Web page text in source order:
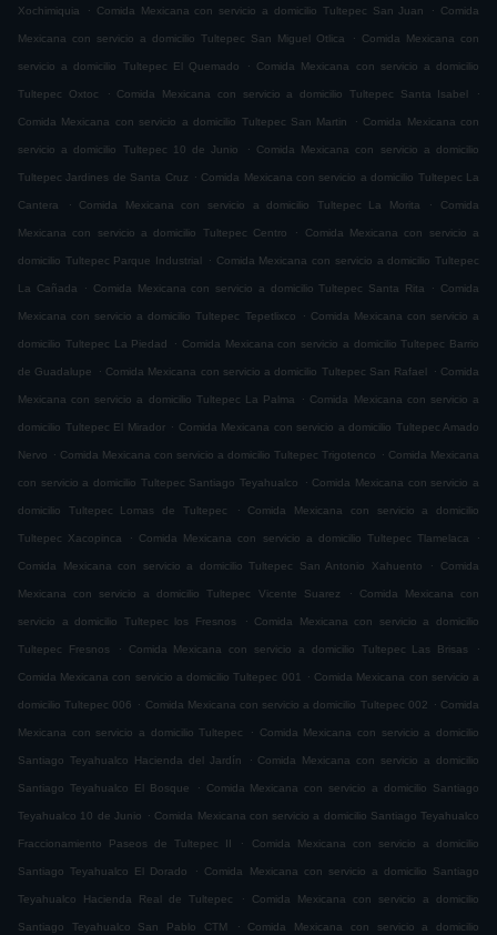
Xochimiquia . Comida Mexicana con servicio a domicilio Tultepec San Juan . Comida
Mexicana con servicio a domicilio Tultepec San Miguel Otlica . Comida Mexicana con
servicio a domicilio Tultepec El Quemado . Comida Mexicana con servicio a domicilio
Tultepec Oxtoc . Comida Mexicana con servicio a domicilio Tultepec Santa Isabel .
Comida Mexicana con servicio a domicilio Tultepec San Martin . Comida Mexicana con
servicio a domicilio Tultepec 10 de Junio . Comida Mexicana con servicio a domicilio
Tultepec Jardines de Santa Cruz . Comida Mexicana con servicio a domicilio Tultepec La
Cantera . Comida Mexicana con servicio a domicilio Tultepec La Morita . Comida
Mexicana con servicio a domicilio Tultepec Centro . Comida Mexicana con servicio a
domicilio Tultepec Parque Industrial . Comida Mexicana con servicio a domicilio Tultepec
La Cañada . Comida Mexicana con servicio a domicilio Tultepec Santa Rita . Comida
Mexicana con servicio a domicilio Tultepec Tepetlixco . Comida Mexicana con servicio a
domicilio Tultepec La Piedad . Comida Mexicana con servicio a domicilio Tultepec Barrio
de Guadalupe . Comida Mexicana con servicio a domicilio Tultepec San Rafael . Comida
Mexicana con servicio a domicilio Tultepec La Palma . Comida Mexicana con servicio a
domicilio Tultepec El Mirador . Comida Mexicana con servicio a domicilio Tultepec Amado
Nervo . Comida Mexicana con servicio a domicilio Tultepec Trigotenco . Comida Mexicana
con servicio a domicilio Tultepec Santiago Teyahualco . Comida Mexicana con servicio a
domicilio Tultepec Lomas de Tultepec . Comida Mexicana con servicio a domicilio
Tultepec Xacopinca . Comida Mexicana con servicio a domicilio Tultepec Tlamelaca .
Comida Mexicana con servicio a domicilio Tultepec San Antonio Xahuento . Comida
Mexicana con servicio a domicilio Tultepec Vicente Suarez . Comida Mexicana con
servicio a domicilio Tultepec los Fresnos . Comida Mexicana con servicio a domicilio
Tultepec Fresnos . Comida Mexicana con servicio a domicilio Tultepec Las Brisas .
Comida Mexicana con servicio a domicilio Tultepec 001 . Comida Mexicana con servicio a
domicilio Tultepec 006 . Comida Mexicana con servicio a domicilio Tultepec 002 . Comida
Mexicana con servicio a domicilio Tultepec . Comida Mexicana con servicio a domicilio
Santiago Teyahualco Hacienda del Jardín . Comida Mexicana con servicio a domicilio
Santiago Teyahualco El Bosque . Comida Mexicana con servicio a domicilio Santiago
Teyahualco 10 de Junio . Comida Mexicana con servicio a domicilio Santiago Teyahualco
Fraccionamiento Paseos de Tultepec II . Comida Mexicana con servicio a domicilio
Santiago Teyahualco El Dorado . Comida Mexicana con servicio a domicilio Santiago
Teyahualco Hacienda Real de Tultepec . Comida Mexicana con servicio a domicilio
Santiago Teyahualco San Pablo CTM . Comida Mexicana con servicio a domicilio